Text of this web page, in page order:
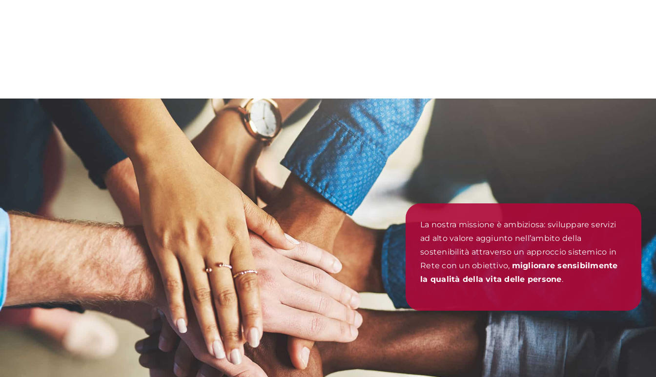
La nostra missione è ambiziosa: sviluppare servizi
ad alto valore aggiunto nell’ambito della
sostenibilità attraverso un approccio sistemico in
Rete con un obiettivo, migliorare sensibilmente
la qualità della vita delle persone.